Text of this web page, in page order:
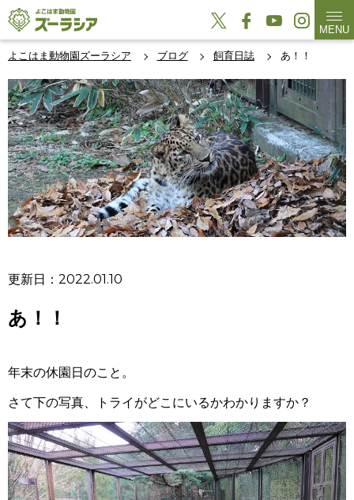
MENU
よこはま動物園ズーラシア ブログ 飼育日誌 あ！！
更新日：2022.01.10
あ！！
年末の休園日のこと。
さて下の写真、トライがどこにいるかわかりますか？